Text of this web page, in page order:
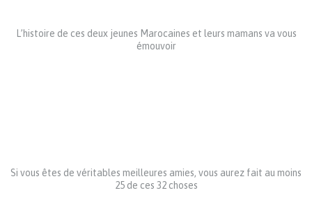
L’histoire de ces deux jeunes Marocaines et leurs mamans va vous
émouvoir
Si vous êtes de véritables meilleures amies, vous aurez fait au moins
25 de ces 32 choses